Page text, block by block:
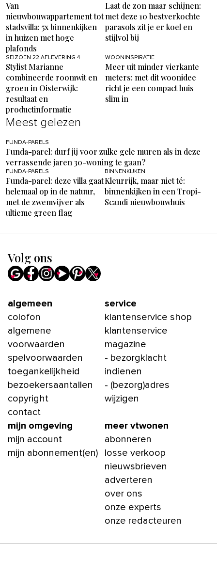
Van
nieuwbouwappartement tot
stadsvilla: 5x binnenkijken
in huizen met hoge
plafonds
Laat de zon maar schijnen:
met deze 10 bestverkochte
parasols zit je er koel en
stijlvol bij
SEIZOEN 22 AFLEVERING 4
Stylist Marianne
combineerde roomwit en
groen in Oisterwijk:
resultaat en
productinformatie
WOONINSPIRATIE
Meer uit minder vierkante
meters: met dit woonidee
richt je een compact huis
slim in
Meest gelezen
FUNDA-PARELS
Funda-parel: durf jij voor zulke gele muren als in deze
verrassende jaren 30-woning te gaan?
FUNDA-PARELS
Funda-parel: deze villa gaat
helemaal op in de natuur,
met de zwemvijver als
ultieme green flag
BINNENKIJKEN
Kleurrijk, maar niet té:
binnenkijken in een Tropi-
Scandi nieuwbouwhuis
Volg ons
algemeen
colofon
algemene
voorwaarden
spelvoorwaarden
toegankelijkheid
bezoekersaantallen
copyright
contact
service
klantenservice shop
klantenservice
magazine
- bezorgklacht
indienen
- (bezorg)adres
wijzigen
mijn omgeving
mijn account
mijn abonnement(en)
meer vtwonen
abonneren
losse verkoop
nieuwsbrieven
adverteren
over ons
onze experts
onze redacteuren